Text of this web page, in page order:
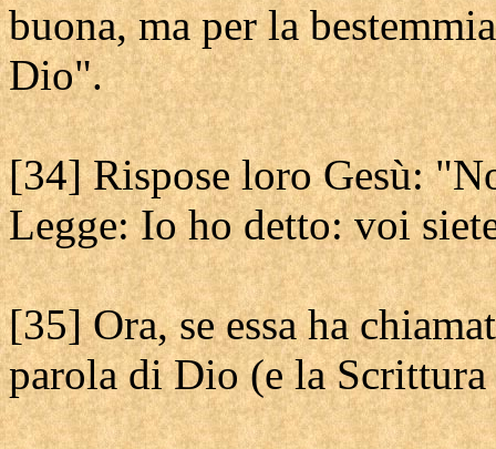
buona, ma per la
Dio".
[34] Rispose loro Gesù:
Legge: Io ho detto: voi
[35] Ora, se essa ha
parola di Dio (e la Scrittura